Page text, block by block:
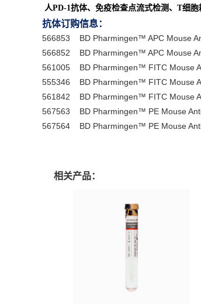
人PD-1抗体、免疫检查点流式检测、T细
抗体订购信息：
566853 BD Pharmingen™ APC Mouse
566852 BD Pharmingen™ APC Mouse
561005 BD Pharmingen™ FITC Mouse
555346 BD Pharmingen™ FITC Mouse
561842 BD Pharmingen™ FITC
567563 BD Pharmingen™ PE Mouse
567564 BD Pharmingen™ PE Mouse
相关产品：